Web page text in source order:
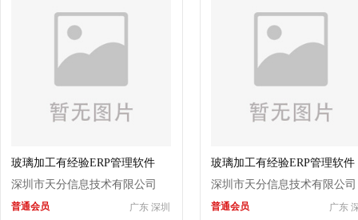
玻璃加工有经验ERP管理软件
深圳市天分信息技术有限公司
广东 深圳
普通会员
玻璃加工有经验ERP管理软件
深圳市天分信息技术有限公司
广东
普通会员